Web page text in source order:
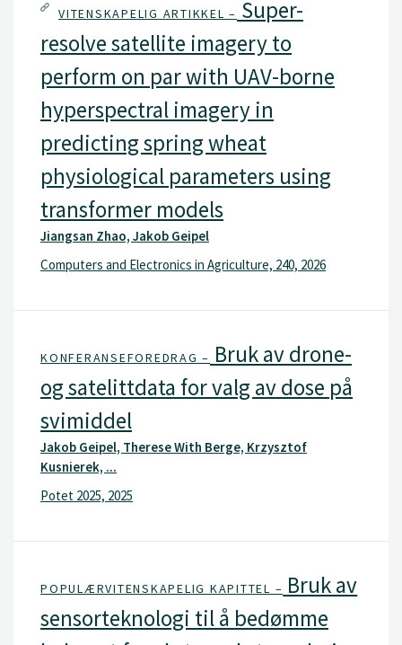
VITENSKAPELIG ARTIKKEL – Super-
resolve satellite imagery to
perform on par with UAV-borne
hyperspectral imagery in
predicting spring wheat
physiological parameters using
transformer models
Jiangsan Zhao, Jakob Geipel
Computers and Electronics in Agriculture, 240, 2026
KONFERANSEFOREDRAG – Bruk av drone-
og satelittdata for valg av dose på
svimiddel
Jakob Geipel, Therese With Berge, Krzysztof
Kusnierek, ...
Potet 2025, 2025
POPULÆRVITENSKAPELIG KAPITTEL – Bruk av
sensorteknologi til å bedømme